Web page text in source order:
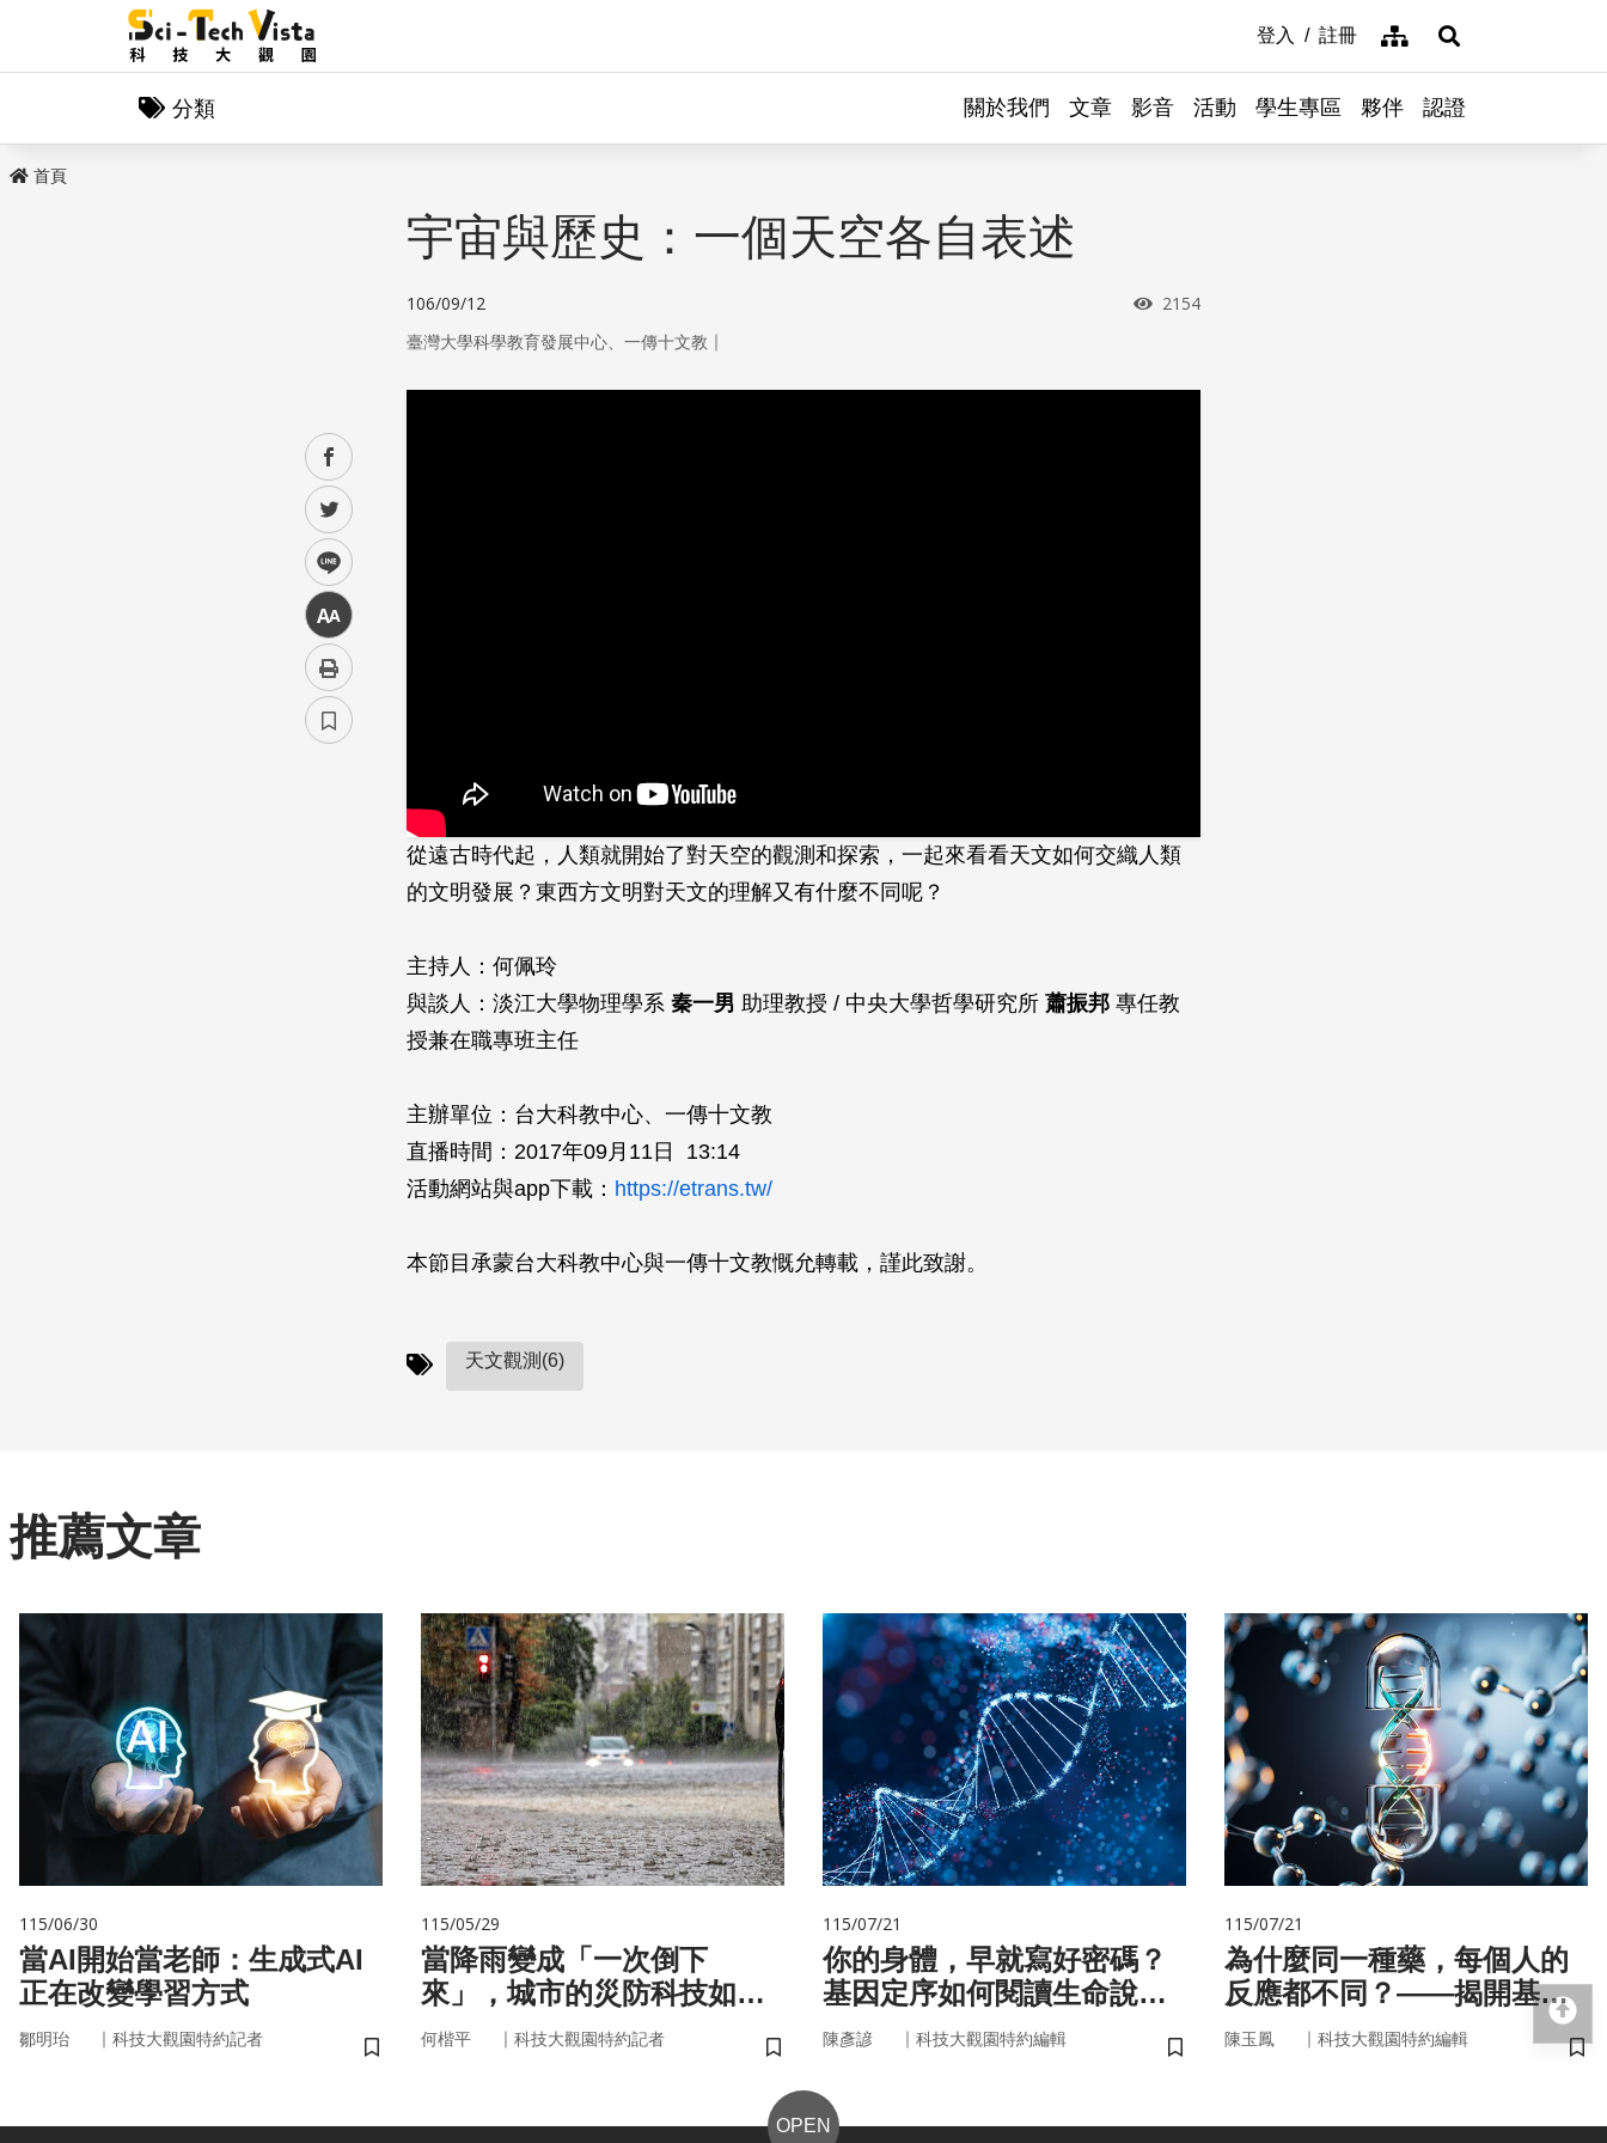
登入 註冊 網站導覽展開搜尋
分類 關於我們 文章 影音 活動 學生專區 夥伴 認證
首頁
facebook
twitter
line
中
宇宙與歷史：一個天空各自表述
106/09/12 瀏覽次數
2154
臺灣大學科學教育發展中心、一傳十文教 ｜
從遠古時代起，人類就開始了對天空的觀測和探索，一起來看看天文如何交織人類
的文明發展？東西方文明對天文的理解又有什麼不同呢？
主持人：何佩玲
與談人：淡江大學物理學系 秦一男 助理教授 / 中央大學哲學研究所 蕭振邦 專任教
授兼在職專班主任
主辦單位：台大科教中心、一傳十文教
直播時間：2017年09月11日 13:14
活動網站與app下載： https://etrans.tw/
本節目承蒙台大科教中心與一傳十文教慨允轉載，謹此致謝。
天文觀測(6)
推薦文章
115/06/30
當AI開始當老師：生成式AI
正在改變學習方式
鄒明珆 ｜ 科技大觀園特約記者
儲存書籤
115/05/29
當降雨變成「一次倒下
來」，城市的災防科技如何
即時應變？
何楷平 ｜ 科技大觀園特約記者
儲存書籤
115/07/21
你的身體，早就寫好密碼？
基因定序如何閱讀生命說明
書
陳彥諺 ｜ 科技大觀園特約編輯
儲存書籤
115/07/21
為什麼同一種藥，每個人的
反應都不同？——揭開基因
的用藥密碼
陳玉鳳 ｜ 科技大觀園特約編輯
儲
OPEN
回